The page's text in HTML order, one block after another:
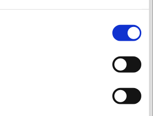
i himmelrummet? Kom forbi
i værkstedet og bliv en del af et